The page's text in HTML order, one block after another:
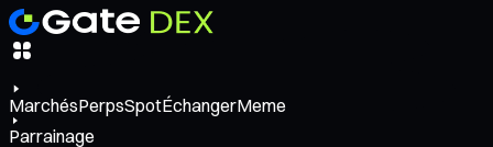
MarchésPerpsSpotÉchangerMeme
Parrainage